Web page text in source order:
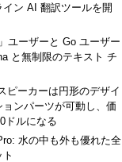
ン AI 翻訳ツールを開
ユーザーと Go ユーザー
と無制限のテキスト チ
ピーカーは円形のデザイ
ンパーツが可動し、価
ドルになる
水の中も外も優れた全